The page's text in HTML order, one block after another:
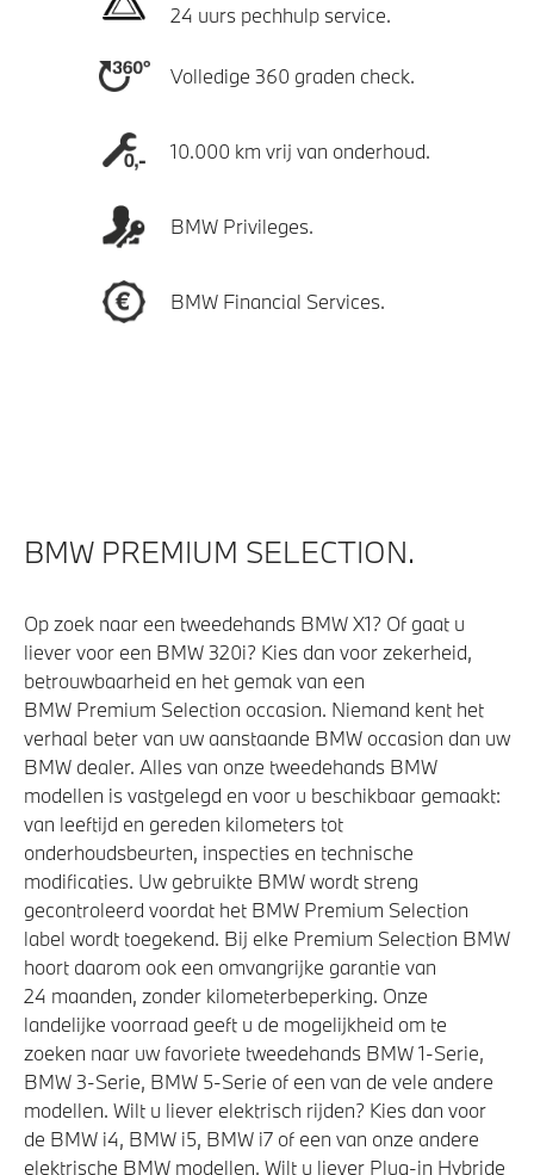
24 uurs pechhulp service.
Volledige 360 graden check.
10.000 km vrij van onderhoud.
BMW Privileges.
BMW Financial Services.
BMW PREMIUM SELECTION.
Op zoek naar een tweedehands BMW X1? Of gaat u
liever voor een BMW 320i? Kies dan voor zekerheid,
betrouwbaarheid en het gemak van een
BMW Premium Selection occasion. Niemand kent het
verhaal beter van uw aanstaande BMW occasion dan uw
BMW dealer. Alles van onze tweedehands BMW
modellen is vastgelegd en voor u beschikbaar gemaakt:
van leeftijd en gereden kilometers tot
onderhoudsbeurten, inspecties en technische
modificaties. Uw gebruikte BMW wordt streng
gecontroleerd voordat het BMW Premium Selection
label wordt toegekend. Bij elke Premium Selection BMW
hoort daarom ook een omvangrijke garantie van
24 maanden, zonder kilometerbeperking. Onze
landelijke voorraad geeft u de mogelijkheid om te
zoeken naar uw favoriete tweedehands BMW 1-Serie,
BMW 3-Serie, BMW 5-Serie of een van de vele andere
modellen. Wilt u liever elektrisch rijden? Kies dan voor
de BMW i4, BMW i5, BMW i7 of een van onze andere
elektrische BMW modellen. Wilt u liever Plug-in Hybride